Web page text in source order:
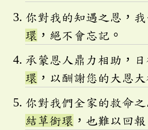
你對我的知遇之恩，我
環 ，絕不會忘記。
承蒙恩人鼎力相助，
環 ，以酬謝您的大恩大
你對我們全家的救命
結草銜環 ，也難以回報